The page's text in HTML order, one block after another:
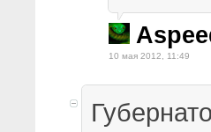
10 мая 2012, 11:49